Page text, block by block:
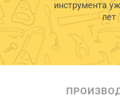
инструмента
лет